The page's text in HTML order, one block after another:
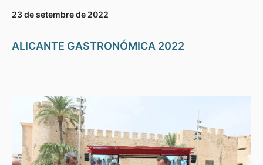
23 de setembre de 2022
ALICANTE GASTRONÓMICA 2022